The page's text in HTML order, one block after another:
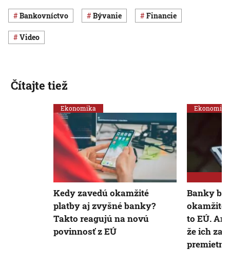
Bankovníctvo Bývanie Financie
Video
Čítajte tiež
Ekonomika
Kedy zavedú okamžité
platby aj zvyšné banky?
Takto reagujú na novú
povinnosť z EÚ
Ekonomika
Banky
okamžité
to EÚ.
že ich